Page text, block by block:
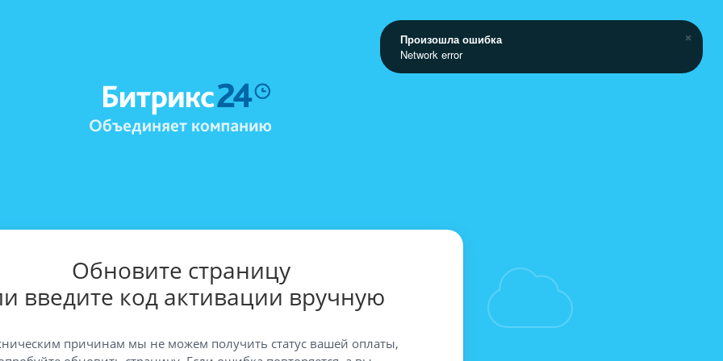
Обновите страницу
введите код активации вручную
причинам мы не можем получить статус вашей оплаты,
Произошла ошибка
Network error